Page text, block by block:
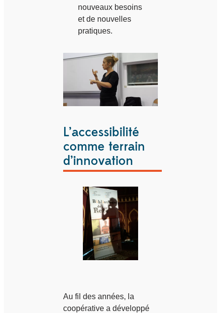
nouveaux besoins
et de nouvelles
pratiques.
L’accessibilité
comme terrain
d’innovation
Au fil des années, la
coopérative a développé